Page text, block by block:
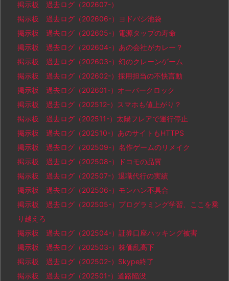
掲示板 過去ログ（202607-）
掲示板 過去ログ（202606-）ヨドバシ池袋
掲示板 過去ログ（202605-）電源タップの寿命
掲示板 過去ログ（202604-）あの会社がカレー？
掲示板 過去ログ（202603-）幻のクレーンゲーム
掲示板 過去ログ（202602-）採用担当の不快言動
掲示板 過去ログ（202601-）オーバークロック
掲示板 過去ログ（202512-）スマホも値上がり？
掲示板 過去ログ（202511-）太陽フレアで運行停止
掲示板 過去ログ（202510-）あのサイトもHTTPS
掲示板 過去ログ（202509-）名作ゲームのリメイク
掲示板 過去ログ（202508-）ドコモの品質
掲示板 過去ログ（202507-）退職代行の実績
掲示板 過去ログ（202506-）モンハン不具合
掲示板 過去ログ（202505-）プログラミング学習、ここを乗
り越えろ
掲示板 過去ログ（202504-）証券口座ハッキング被害
掲示板 過去ログ（202503-）株価乱高下
掲示板 過去ログ（202502-）Skype終了
掲示板 過去ログ（202501-）道路陥没